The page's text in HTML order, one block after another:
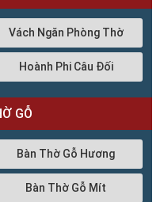
Vách Ngăn Phòng Thờ
Hoành Phi Câu Đối
GỖ
Bàn Thờ Gỗ Hương
Bàn Thờ Gỗ Mít